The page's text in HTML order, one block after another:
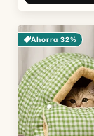
Ahorra 32%